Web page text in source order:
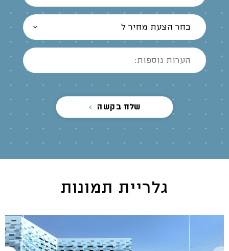
בחר הצעת מחיר ל
שלח בקשה
גלריית תמונות